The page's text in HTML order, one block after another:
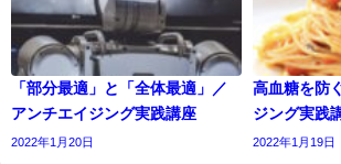
「部分最適」と「全体最適」／
アンチエイジング実践講座
2022年1月20日
高血糖を防
ジング実践
2022年1月19日